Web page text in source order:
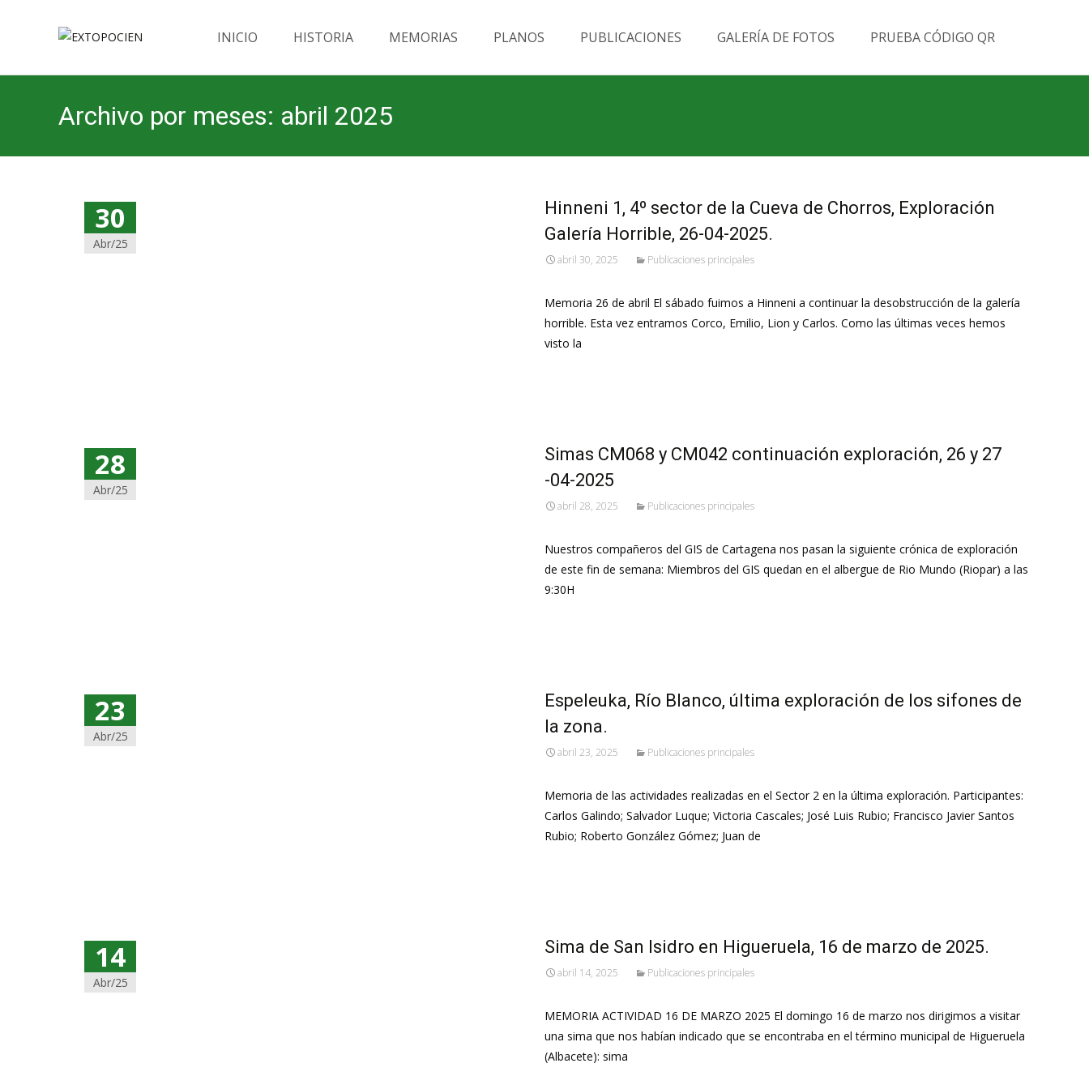
INICIO HISTORIA MEMORIAS PLANOS PUBLICACIONES GALERÍA DE FOTOS PRUEBA CÓDIGO QR
Archivo por meses: abril 2025
30
Abr/25
Hinneni 1, 4º sector de la Cueva de Chorros, Exploración
Galería Horrible, 26-04-2025.
abril 30, 2025 Publicaciones principales
Memoria 26 de abril El sábado fuimos a Hinneni a continuar la desobstrucción de la galería
horrible. Esta vez entramos Corco, Emilio, Lion y Carlos. Como las últimas veces hemos
visto la
28
Abr/25
Simas CM068 y CM042 continuación exploración, 26 y 27
-04-2025
abril 28, 2025 Publicaciones principales
Nuestros compañeros del GIS de Cartagena nos pasan la siguiente crónica de exploración
de este fin de semana: Miembros del GIS quedan en el albergue de Rio Mundo (Riopar) a las
9:30H
23
Abr/25
Espeleuka, Río Blanco, última exploración de los sifones de
la zona.
abril 23, 2025 Publicaciones principales
Memoria de las actividades realizadas en el Sector 2 en la última exploración. Participantes:
Carlos Galindo; Salvador Luque; Victoria Cascales; José Luis Rubio; Francisco Javier Santos
Rubio; Roberto González Gómez; Juan de
14
Abr/25
Sima de San Isidro en Higueruela, 16 de marzo de 2025.
abril 14, 2025 Publicaciones principales
MEMORIA ACTIVIDAD 16 DE MARZO 2025 El domingo 16 de marzo nos dirigimos a visitar
una sima que nos habían indicado que se encontraba en el término municipal de Higueruela
(Albacete): sima